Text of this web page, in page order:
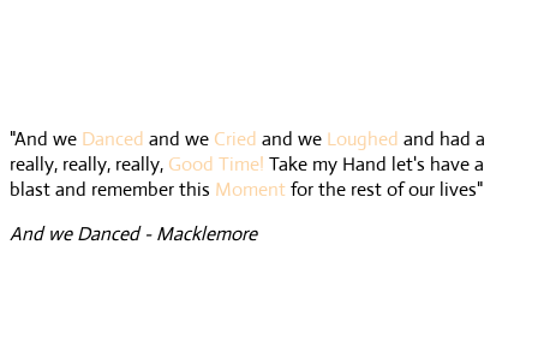
"And we Danced and we Cried and we Loughed and had a
really, really, really, Good Time! Take my Hand let's have a
blast and remember this Momentfor the rest of our lives"
And we Danced - Macklemore